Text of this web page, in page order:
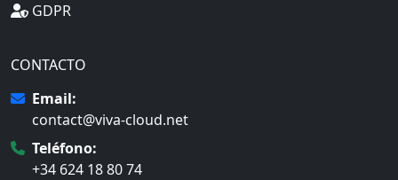
GDPR
CONTACTO
Email:
contact@viva-cloud.net
Teléfono:
+34 624 18 80 74